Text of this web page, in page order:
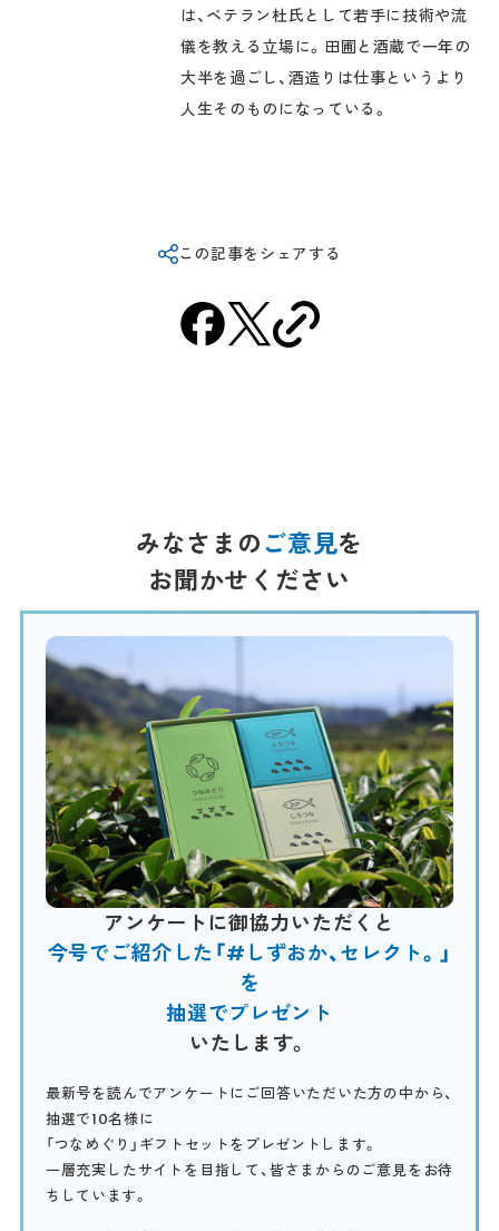
は、ベテラン杜氏として若手に技術や流
儀を教える立場に。田圃と酒蔵で一年の
大半を過ごし、酒造りは仕事というより
人生そのものになっている。
この記事をシェアする
みなさまのご意見を
お聞かせください
アンケートに御協力いただくと
今号でご紹介した「#しずおか、セレクト。」
を
抽選でプレゼント
いたします。
最新号を読んでアンケートにご回答いただいた方の中から、
抽選で10名様に
「つなめぐり」ギフトセットをプレゼントします。
一層充実したサイトを目指して、皆さまからのご意見をお待
ちしています。